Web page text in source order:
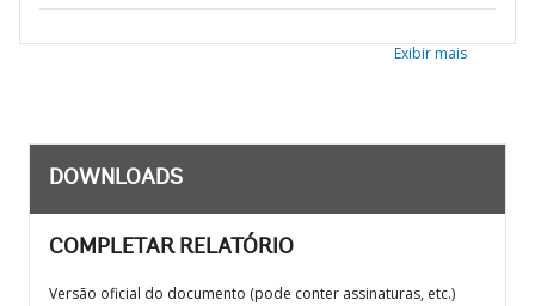
Exibir mais
DOWNLOADS
COMPLETAR RELATÓRIO
Versão oficial do documento (pode conter assinaturas, etc.)